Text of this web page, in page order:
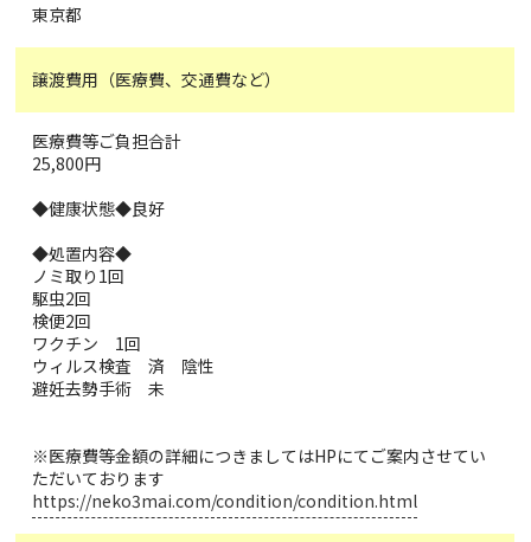
東京都
譲渡費用（医療費、交通費など）
医療費等ご負担合計
25,800円
◆健康状態◆良好
◆処置内容◆
ノミ取り1回
駆虫2回
検便2回
ワクチン 1回
ウィルス検査 済 陰性
避妊去勢手術 未
※医療費等金額の詳細につきましてはHPにてご案内させてい
ただいております
https://neko3mai.com/condition/condition.html